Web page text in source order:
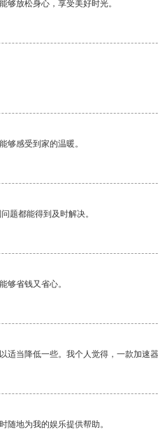
够放松身心，享受美好时光。
够感受到家的温暖。
题都能得到及时解决。
够省钱又省心。
适当降低一些。我个人觉得，一款加速
随地为我的娱乐提供帮助。